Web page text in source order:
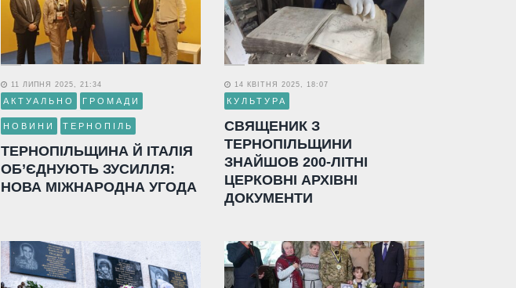
11 ЛИПНЯ 2025, 21:34
АКТУАЛЬНО ГРОМАДИ
НОВИНИ ТЕРНОПІЛЬ
ТЕРНОПІЛЬЩИНА Й ІТАЛІЯ
ОБ’ЄДНУЮТЬ ЗУСИЛЛЯ:
НОВА МІЖНАРОДНА УГОДА
14 КВІТНЯ 2025, 18:07
КУЛЬТУРА
СВЯЩЕНИК З
ТЕРНОПІЛЬЩИНИ
ЗНАЙШОВ 200-ЛІТНІ
ЦЕРКОВНІ АРХІВНІ
ДОКУМЕНТИ